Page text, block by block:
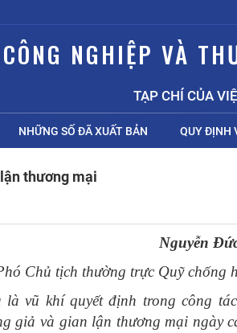
NGHIỆP VÀ
TẠP CHÍ CỦA VIỆN
NHỮNG SỐ ĐÃ XUẤT BẢN QUY ĐỊNH
thương mại
Nguyễn
Chủ tịch thường trực Quỹ chống
vũ khí quyết định trong công
giả và gian lận thương mại ngày